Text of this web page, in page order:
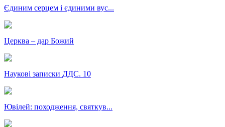
Єдиним серцем і єдиними вус...
Церква – дар Божий
Наукові записки ДДС. 10
Ювілей: походження, святкув...